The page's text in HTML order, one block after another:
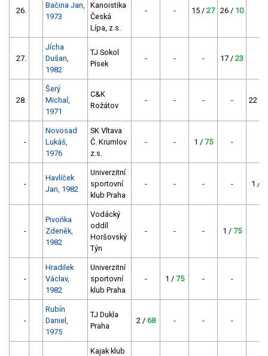
26.
Bačina Jan,
1973
Kanoistika
Česká
Lípa, z.s.
- - 15 / 27 26 / 10
27.
Jícha
Dušan,
1982
TJ Sokol
Písek
- - - 17 / 23
28.
Šerý
Michal,
1971
C&K
Rožátov
- - - - 22 /
-
Novosad
Lukáš,
1976
SK Vltava
Č. Krumlov
z.s.
- - 1 / 75 -
-
Havlíček
Jan, 1982
Univerzitní
sportovní
klub Praha
- - - - 1 /
-
Pivoňka
Zdeněk,
1982
Vodácký
oddíl
Horšovský
Týn
- - - 1 / 75
-
Hradilek
Václav,
1982
Univerzitní
sportovní
klub Praha
- 1 / 75 - -
-
Rubín
Daniel,
1975
TJ Dukla
Praha
2 / 68 - - -
Kajak klub